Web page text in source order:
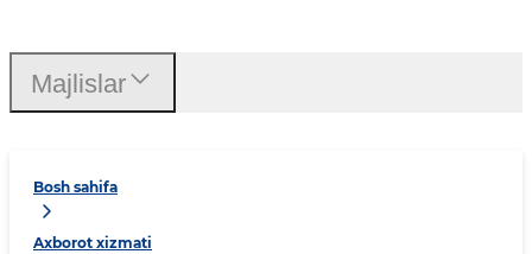
Bosh sahifa
Axborot xizmati
Majlislar